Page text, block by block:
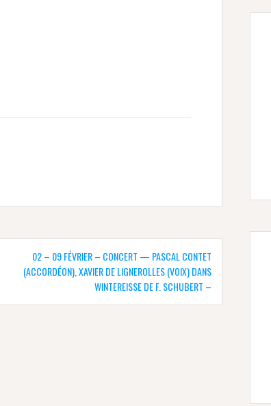
02 – 09 FÉVRIER – CONCERT — PASCAL CONTET
(ACCORDÉON), XAVIER DE LIGNEROLLES (VOIX) DANS
WINTEREISSE DE F. SCHUBERT –